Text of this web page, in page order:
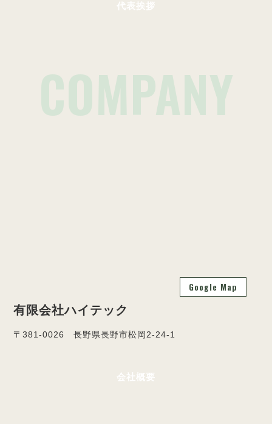
代表挨拶
COMPANY
Google Map
有限会社ハイテック
〒381-0026 長野県長野市松岡2-24-1
会社概要